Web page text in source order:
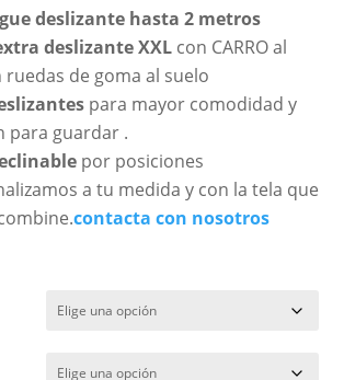
deslizante hasta 2 metros
deslizante XXL con CARRO al
ruedas de goma al suelo
para mayor comodidad y
para guardar .
por posiciones
a tu medida y con la tela que
contacta con nosotros